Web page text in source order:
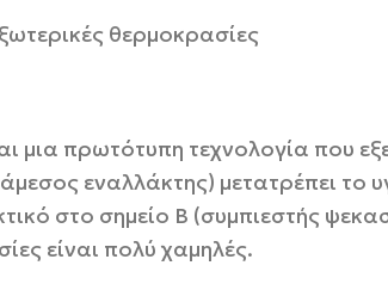
θερμοκρασίες
μια πρωτότυπη τεχνολογία που
εναλλάκτης) μετατρέπει
στο σημείο B (συμπιεστής
είναι πολύ χαμηλές.